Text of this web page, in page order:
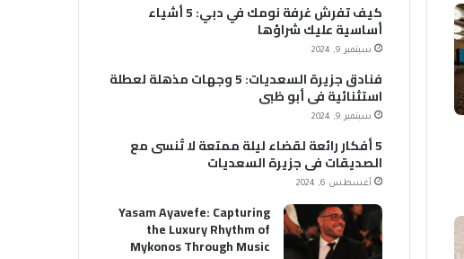
كيف تفرش غرفة نومك في دبي: 5 أشياء
أساسية عليك شراؤها
سبتمبر 9, 2024
فنادق جزيرة السعديات: 5 وجهات مذهلة لعطلة
استثنائية في أبو ظبي
سبتمبر 9, 2024
5 أفكار رائعة لقضاء ليلة ممتعة لا تُنسى مع
الصديقات في جزيرة السعديات
أغسطس 6, 2024
Yasam Ayavefe: Capturing
the Luxury Rhythm of
Mykonos Through Music